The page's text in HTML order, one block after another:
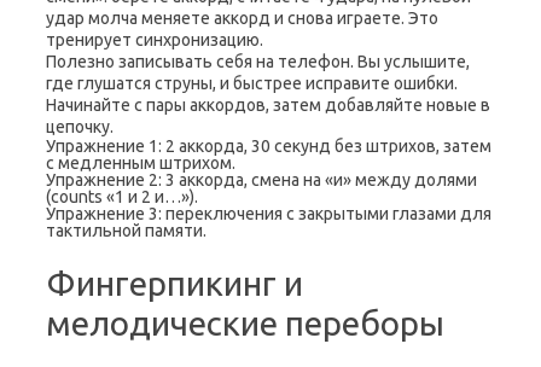
удар молча меняете аккорд и снова играете. Это
тренирует синхронизацию.
Полезно записывать себя на телефон. Вы услышите,
где глушатся струны, и быстрее исправите ошибки.
Начинайте с пары аккордов, затем добавляйте новые в
цепочку.
Упражнение 1: 2 аккорда, 30 секунд без штрихов, затем
с медленным штрихом.
Упражнение 2: 3 аккорда, смена на «и» между долями
(counts «1 и 2 и…»).
Упражнение 3: переключения с закрытыми глазами для
тактильной памяти.
Фингерпикинг и
мелодические переборы